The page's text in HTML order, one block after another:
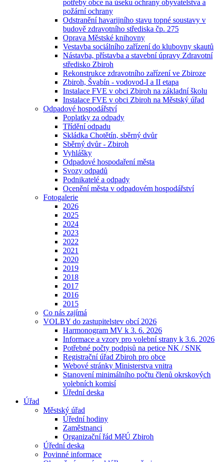
potřeby obce na úseku ochrany obyvatelstva a
požární ochrany
Odstranění havarijního stavu topné soustavy v
budově zdravotního střediska čp. 275
Oprava Městské knihovny
Vestavba sociálního zařízení do klubovny skautů
Nástavba, přístavba a stavební úpravy Zdravotní
středisko Zbiroh
Rekonstrukce zdravotního zařízení ve Zbiroze
Zbiroh, Švabín - vodovod-I a II etapa
Instalace FVE v obci Zbiroh na základní školu
Instalace FVE v obci Zbiroh na Městský úřad
Odpadové hospodářství
Poplatky za odpady
Třídění odpadu
Skládka Chotětín, sběrný dvůr
Sběrný dvůr - Zbiroh
Vyhlášky
Odpadové hospodaření města
Svozy odpadů
Podnikatelé a odpady
Ocenění města v odpadovém hospodářství
Fotogalerie
2026
2025
2024
2023
2022
2021
2020
2019
2018
2017
2016
2015
Co nás zajímá
VOLBY do zastupitelstev obcí 2026
Harmonogram MV k 3. 6. 2026
Informace a vzory pro volební strany k 3.6. 2026
Potřebné počty podpisů na petice NK / SNK
Registrační úřad Zbiroh pro obce
Webové stránky Ministerstva vnitra
Stanovení minimálního počtu členů okrskových
volebních komisí
Úřední deska
Úřad
Městský úřad
Úřední hodiny
Zaměstnanci
Organizační řád MěÚ Zbiroh
Úřední deska
Povinné informace